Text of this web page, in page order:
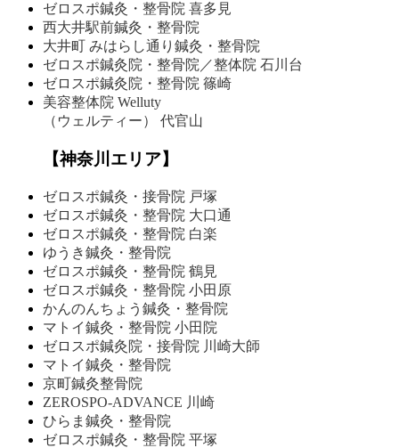
ゼロスポ鍼灸・整骨院 喜多見
西大井駅前鍼灸・整骨院
大井町 みはらし通り 鍼灸・整骨院
ゼロスポ鍼灸院・整骨院 ／整体院 石川台
ゼロスポ鍼灸院・整骨院 篠崎
美容整体院 Welluty
（ウェルティー） 代官山
【神奈川エリア】
ゼロスポ鍼灸・接骨院 戸塚
ゼロスポ鍼灸・整骨院 大口通
ゼロスポ鍼灸・整骨院 白楽
ゆうき鍼灸・整骨院
ゼロスポ鍼灸・整骨院 鶴見
ゼロスポ鍼灸・整骨院 小田原
かんのんちょう鍼灸・整骨院
マトイ鍼灸・整骨院 小田院
ゼロスポ鍼灸院・接骨院 川崎大師
マトイ鍼灸・整骨院
京町鍼灸整骨院
ZEROSPO-ADVANCE 川崎
ひらま鍼灸・整骨院
ゼロスポ鍼灸・整骨院 平塚